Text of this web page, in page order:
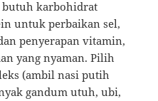
butuh karbohidrat
untuk perbaikan sel,
penyerapan vitamin,
yang nyaman. Pilih
(ambil nasi putih
gandum utuh, ubi,